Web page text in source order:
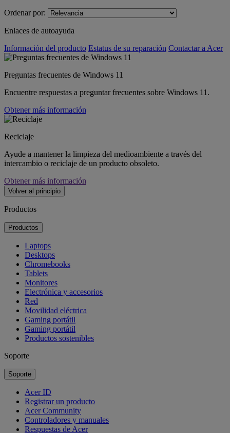
Ordenar por:
Enlaces de autoayuda
Información del producto Estatus de su reparación Contactar a Acer
Preguntas frecuentes de Windows 11
Encuentre respuestas a preguntar frecuentes sobre Windows 11.
Obtener más información
Reciclaje
Ayude a mantener la limpieza del medioambiente a través del
intercambio o reciclaje de un producto obsoleto.
Obtener más información
Volver al principio
Productos
Productos
Laptops
Desktops
Chromebooks
Tablets
Monitores
Electrónica y accesorios
Red
Movilidad eléctrica
Gaming portátil
Gaming portátil
Productos sostenibles
Soporte
Soporte
Acer ID
Registrar un producto
Acer Community
Controladores y manuales
Respuestas de Acer